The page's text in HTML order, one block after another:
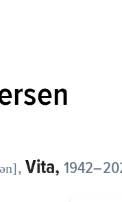
, Vita,